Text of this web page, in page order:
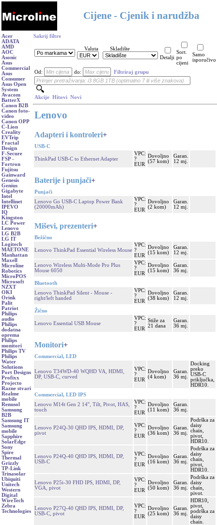
Cijene - Cjenik i narudžba
Acer
ADATA
AMD
AOC
Asonic
Asus
Commercial
Asus
Consumer
Asus Open
System
Avacom
BatterX
Canon B2B
Canon foto-
video
Canon OPP
C-Lion
Creality
EVTrip
Fractal
Design
F-Secure
FSP -
Fortron
Fujitsu
Gainward
Genesis
Genius
Gigabyte
Intel
Intellinet
IPEVO
IQ
Kingston
LC Power
Lenovo
LG B2B
LG IT
Logitech
MAETONE
Manhattan
Maxell
Microline
Robotics
MicroPOS
Microsoft
NZXT
OKI
Orink
Palit
Patriot
Philips
audio
Philips
dodatna
oprema
Philips
monitori
Philips TV
Philips
Water
Solutions
Port Designs
Profixx
Projecto
Razne stvari
Realme
mobile
Renusol
Samsung
B2B
Samsung IT
Samsung
mobile
Sapphire
SolarEdge
Sony
Spire
Thermal
Grizzly
TP-Link
Trinasolar
Ubiquiti
Unitech
Western
Digital
WireTech
Zebra
Technologies
Sakrij filtre
Valuta
Skladište
Detalji
Sort.
po
cijeni
Samo
isporučivo
Od: do: Filtriraj grupu
Akcije Hitovi Novi
Lenovo
Adapteri i kontroleri+
USB-C
ThinkPad USB-C to Ethernet Adapter
VPC:
?
EUR
Dovoljno
(57 kom)
Garan.
12 mj.
Baterije i punjači+
Punjači
Lenovo Go USB-C Laptop Power Bank
(20000mAh)
VPC:
?
EUR
Dovoljno
(2 kom)
Garan.
12 mj.
Miševi, prezenteri+
Bežično
Lenovo ThinkPad Essential Wireless Mouse
VPC:
?
EUR
Dovoljno
(15 kom)
Garan.
12 mj.
Lenovo Wireless Multi-Mode Pro Plus
Mouse 6050
VPC:
?
EUR
Dovoljno
(15 kom)
Garan.
36 mj.
Bluetooth
Lenovo ThinkPad Silent - Mouse -
right/left handed
VPC:
?
EUR
Dovoljno
(38 kom)
Garan.
12 mj.
Žično
Lenovo Essential USB Mouse
VPC:
?
EUR
Stiže za
21 dana
Garan.
36 mj.
Monitori+
Commercial, LED
Lenovo T34WD-40 WQHD VA, HDMI,
DP, USB-C, curved
VPC:
?
EUR
Dovoljno
(4 kom)
Garan.
36 mj.
Docking
preko
USB-C
priključka,
HDR10.
Commercial, LED IPS
Lenovo M14t Gen 2 14'', Tilt, Pivot, HAS,
touch
VPC:
?
EUR
Dovoljno
(11 kom)
Garan.
36 mj.
Lenovo P24Q-30 QHD IPS, HDMI, DP,
pivot
VPC:
?
EUR
Dovoljno
(36 kom)
Garan.
36 mj.
Podrška za
daisy
chain,
pivot,
HDR10.
Lenovo P24Q-40 QHD IPS, HDMI, DP,
USB-C
VPC:
?
EUR
Dovoljno
(16 kom)
Garan.
36 mj.
Podrška za
daisy
chain,
pivot,
HDR10.
Lenovo P25i-30 FHD IPS, HDMI, DP,
VGA, pivot
VPC:
?
EUR
Dovoljno
(50 kom)
Garan.
36 mj.
Podrška za
daisy
chain,
pivot.
Lenovo P27Q-40 QHD IPS, HDMI, DP,
USB-C, pivot
VPC:
?
EUR
Dovoljno
(25 kom)
Garan.
36 mj.
HDR10,
pivot,
podrška za
daisy
chain.